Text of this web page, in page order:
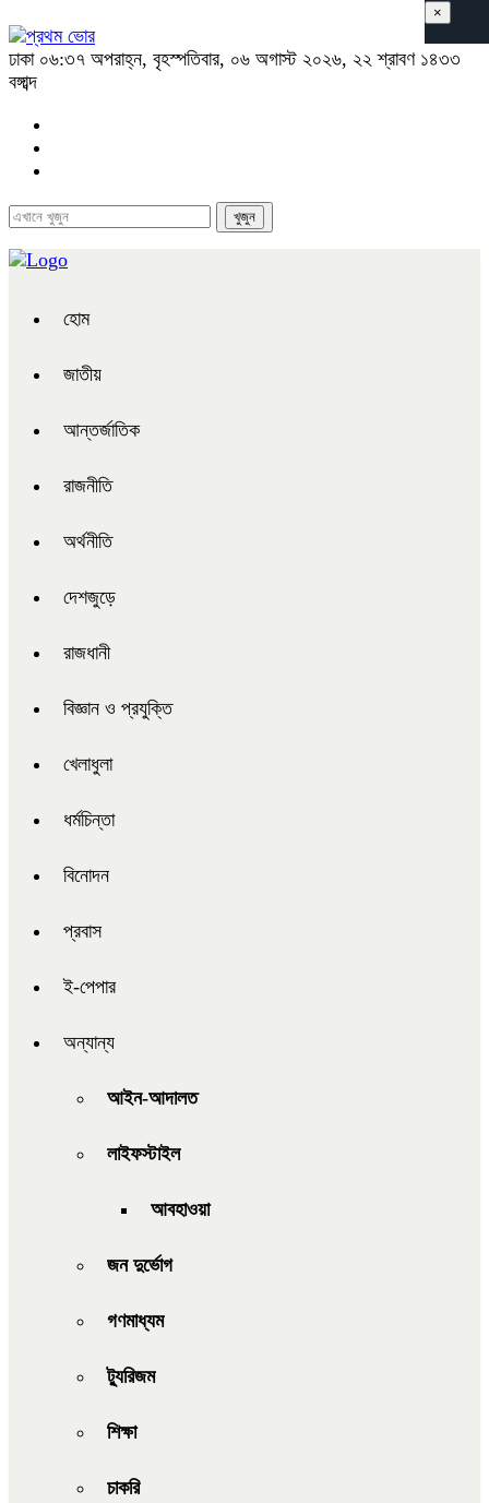
ঢাকা ০৬:৩৭ অপরাহ্ন, বৃহস্পতিবার, ০৬ অগাস্ট ২০২৬, ২২ শ্রাবণ ১৪৩৩
বঙ্গাব্দ
হোম
জাতীয়
আন্তর্জাতিক
রাজনীতি
অর্থনীতি
দেশজুড়ে
রাজধানী
বিজ্ঞান ও প্রযুক্তি
খেলাধুলা
ধর্মচিন্তা
বিনোদন
প্রবাস
ই-পেপার
অন্যান্য
আইন-আদালত
লাইফস্টাইল
আবহাওয়া
জন দুর্ভোগ
গণমাধ্যম
ট্যুরিজম
শিক্ষা
চাকরি
×